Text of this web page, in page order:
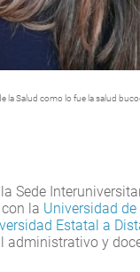
la Salud como lo fue la salud
Sede
la Universidad de
Estatal a
administrativo y